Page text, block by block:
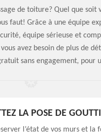
de toiture? Quel que soit
faut! Grâce à une équipe
équipe sérieuse et
avez besoin de plus de
sans engagement, pour
LA POSE DE
l’état de vos murs et